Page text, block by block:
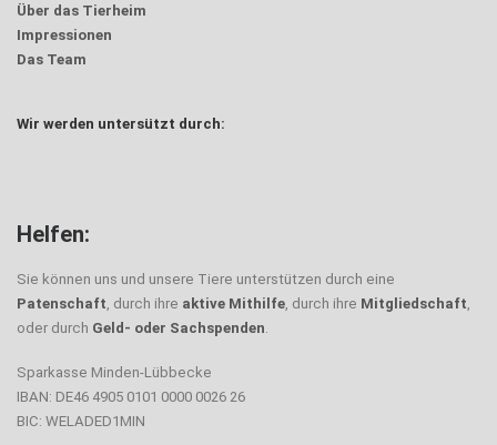
Über das Tierheim
Impressionen
Das Team
Wir werden untersützt durch:
Helfen:
Sie können uns und unsere Tiere unterstützen durch eine
Patenschaft, durch ihre aktive Mithilfe, durch ihre Mitgliedschaft,
oder durch Geld- oder Sachspenden.
Sparkasse Minden-Lübbecke
IBAN: DE46 4905 0101 0000 0026 26
BIC: WELADED1MIN